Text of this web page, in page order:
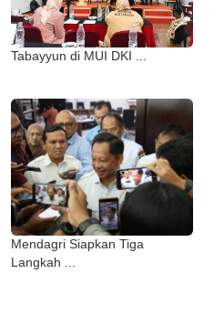
Tabayyun di MUI DKI ...
Mendagri Siapkan Tiga
Langkah ...